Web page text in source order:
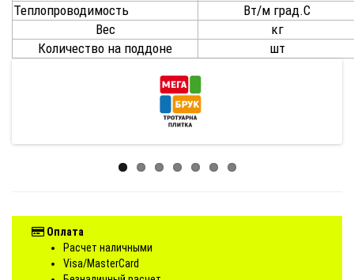
Теплопроводимость
Вт/м град.С
Вес
кг
Количество на поддоне
шт
Оплата
Расчет наличными
Visa/MasterCard